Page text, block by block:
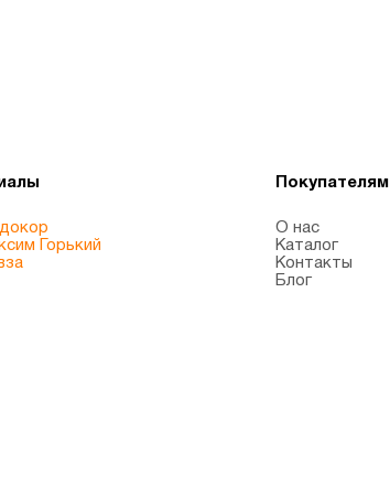
Горький
Покупателям
О нас
Каталог
Контакты
Блог